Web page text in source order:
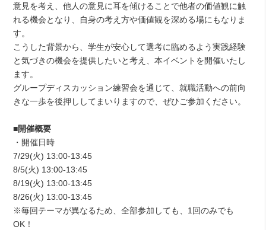
意見を考え、他人の意見に耳を傾けることで他者の価値観に触
れる機会となり、自身の考え方や価値観を深める場にもなりま
す。
こうした背景から、学生が安心して選考に臨めるよう実践経験
と気づきの機会を提供したいと考え、本イベントを開催いたし
ます。
グループディスカッション練習会を通じて、就職活動への前向
きな一歩を後押ししてまいりますので、ぜひご参加ください。
■開催概要
・開催日時
7/29(火) 13:00-13:45
8/5(火) 13:00-13:45
8/19(火) 13:00-13:45
8/26(火) 13:00-13:45
※毎回テーマが異なるため、全部参加しても、1回のみでも
OK！